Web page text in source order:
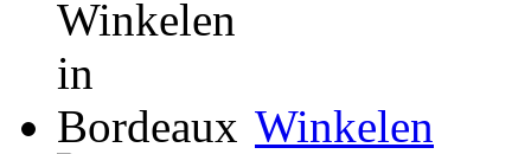
Winkelen